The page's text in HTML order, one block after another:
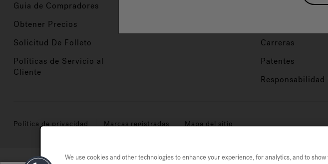
Guia de Compradores
Obtener Precios
Solicitud De Folleto
Políticas de Servicio al
Cliente
Asociaciones
Carreras
Patentes
Responsabilidad
Política de privacidad Marcas registradas Mapa del sitio
We use cookies and other technologies to enhance your experience, for analytics, and to